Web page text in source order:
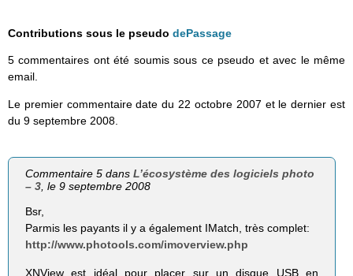
Contributions sous le pseudo dePassage
5 commentaires ont été soumis sous ce pseudo et avec le même
email.
Le premier commentaire date du 22 octobre 2007 et le dernier est
du 9 septembre 2008.
Commentaire 5 dansL’écosystème des logiciels photo
– 3, le 9 septembre 2008
Bsr,
Parmis les payants il y a également IMatch, très complet:
http://www.photools.com/imoverview.php
XNView est idéal pour placer sur un disque USB en